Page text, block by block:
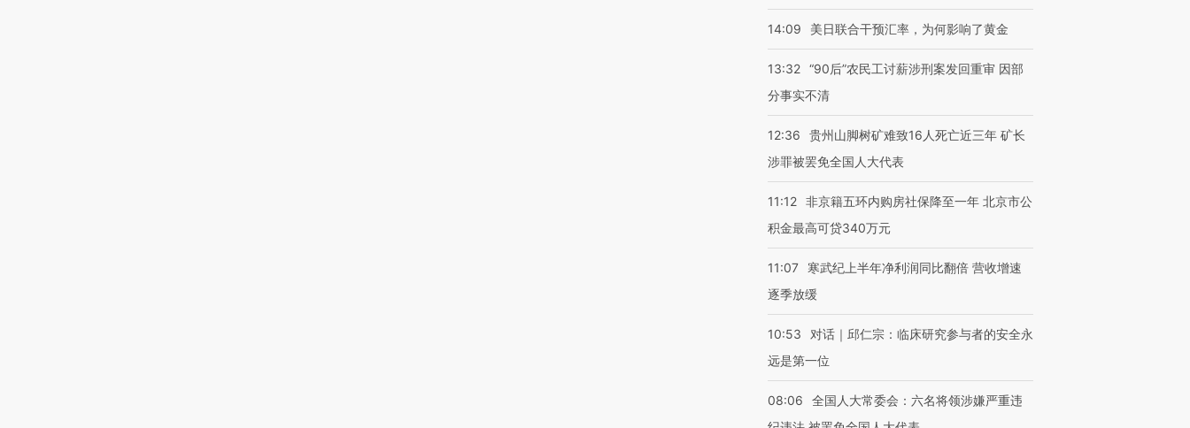
14:09 美日联合干预汇率，为何影响了黄金
13:32 “90后”农民工讨薪涉刑案发回重审 因部
分事实不清
12:36
贵州山脚树矿难致16人死亡近三年 矿长
涉罪被罢免全国人大代表
11:12 非京籍五环内购房社保降至一年 北京市公
积金最高可贷340万元
11:07
寒武纪上半年净利润同比翻倍 营收增速
逐季放缓
10:53
对话｜邱仁宗：临床研究参与者的安全永
远是第一位
08:06
全国人大常委会：六名将领涉嫌严重违